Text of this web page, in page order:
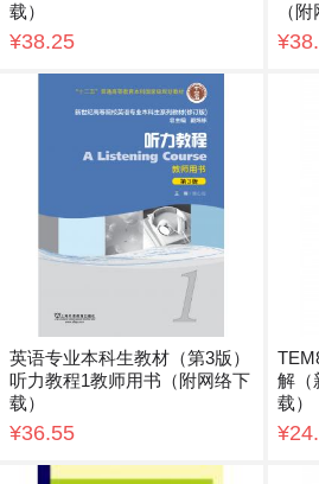
载）
¥38.25
（
英语专业本科生教材（第3版）
听力教程1教师用书（附网络下
载）
¥36.55
解（
载）